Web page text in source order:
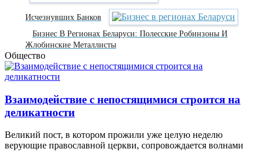
Исчезнувших Банков
Бизнес В Регионах Беларуси: Полесские Робинзоны И
Жлобинские Металлисты
Общество
Взаимодействие с непостящимися строится на
деликатности
Великий пост, в котором прожили уже целую неделю
верующие православной церкви, сопровождается волнами